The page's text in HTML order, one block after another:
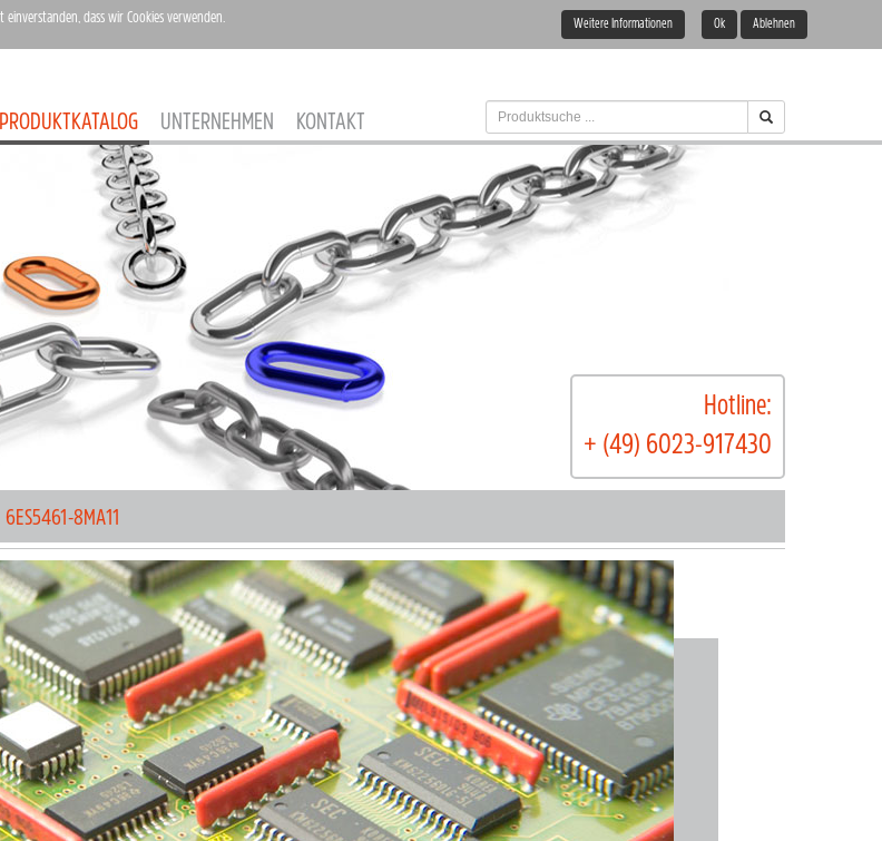
PRODUKTKATALOG UNTERNEHMEN KONTAKT
Hotline:
+ (49) 6023-917430
6ES5461-8MA11
dass wir Cookies verwenden. Weitere Informationen Ok Ablehnen